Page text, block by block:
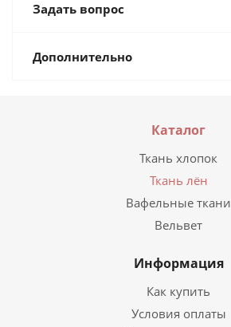
Задать вопрос
Дополнительно
Каталог
Ткань хлопок
Ткань лён
Вафельные ткани
Вельвет
Информация
Как купить
Условия оплаты